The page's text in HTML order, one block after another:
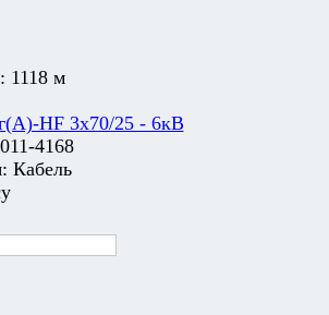
1118 м
HF 3х70/25 - 6кВ
4168
Кабель